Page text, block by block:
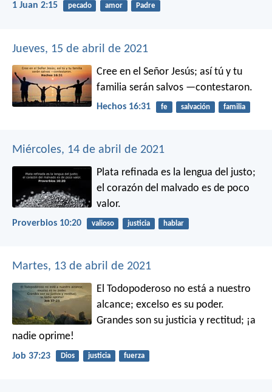
1 Juan 2:15 pecado amor Padre
Jueves, 15 de abril de 2021
Cree en el Señor Jesús; así tú y tu
familia serán salvos —contestaron.
Hechos 16:31 fe salvación familia
Miércoles, 14 de abril de 2021
Plata refinada es la lengua del justo;
el corazón del malvado es de poco
valor.
Proverbios 10:20 valioso justicia hablar
Martes, 13 de abril de 2021
El Todopoderoso no está a nuestro
alcance; excelso es su poder.
Grandes son su justicia y rectitud; ¡a
nadie oprime!
Job 37:23 Dios justicia fuerza